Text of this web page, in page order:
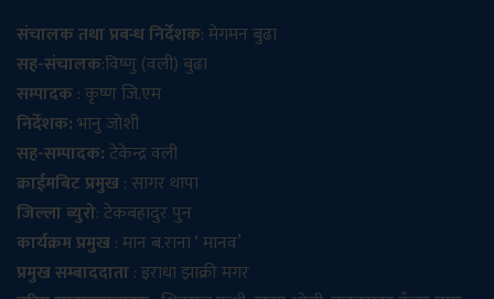
संचालक तथा प्रबन्ध निर्देशक: मेगमन बुढा
सह-संचालक:विष्णु (वली) बुढा
सम्पादक: कृष्ण जि.एम
निर्देशक:भानु जोशी
सह-सम्पादक:टेकेन्द्र वली
क्राईमबिट प्रमुख: सागर थापा
जिल्ला ब्युरो: टेकबहादुर पुन
कार्यक्रम प्रमुख: मान ब.राना ‘ मानव’
प्रमुख सम्बाददाता: इराधा झाक्री मगर